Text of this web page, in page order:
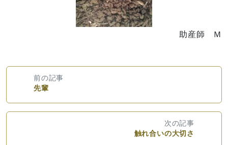
助産師 Ｍ
前の記事
先輩
次の記事
触れ合いの大切さ